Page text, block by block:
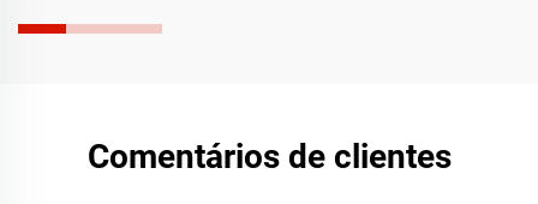
Comentários de clientes